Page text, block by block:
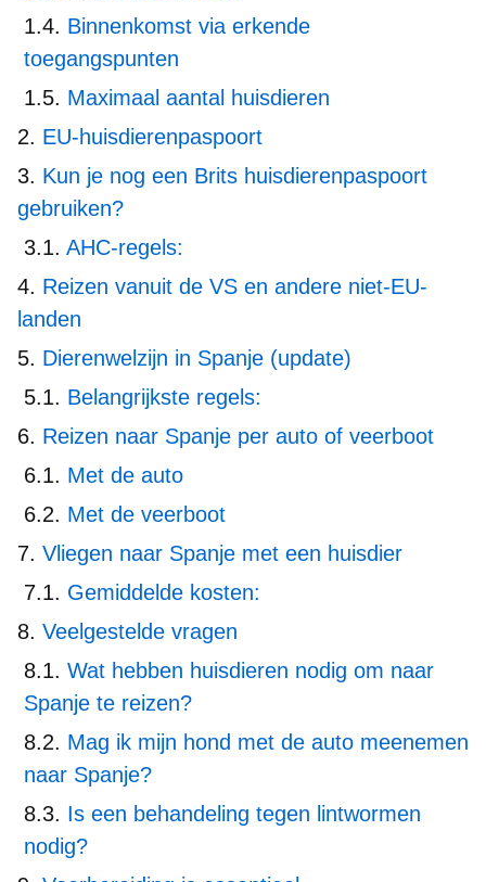
Binnenkomst via erkende
toegangspunten
Maximaal aantal huisdieren
EU-huisdierenpaspoort
Kun je nog een Brits huisdierenpaspoort
gebruiken?
AHC-regels:
Reizen vanuit de VS en andere niet-EU-
landen
Dierenwelzijn in Spanje (update)
Belangrijkste regels:
Reizen naar Spanje per auto of veerboot
Met de auto
Met de veerboot
Vliegen naar Spanje met een huisdier
Gemiddelde kosten:
Veelgestelde vragen
Wat hebben huisdieren nodig om naar
Spanje te reizen?
Mag ik mijn hond met de auto meenemen
naar Spanje?
Is een behandeling tegen lintwormen
nodig?